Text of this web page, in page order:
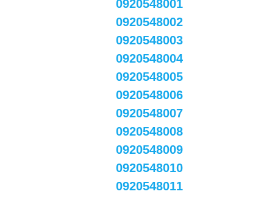
0920548001
0920548002
0920548003
0920548004
0920548005
0920548006
0920548007
0920548008
0920548009
0920548010
0920548011